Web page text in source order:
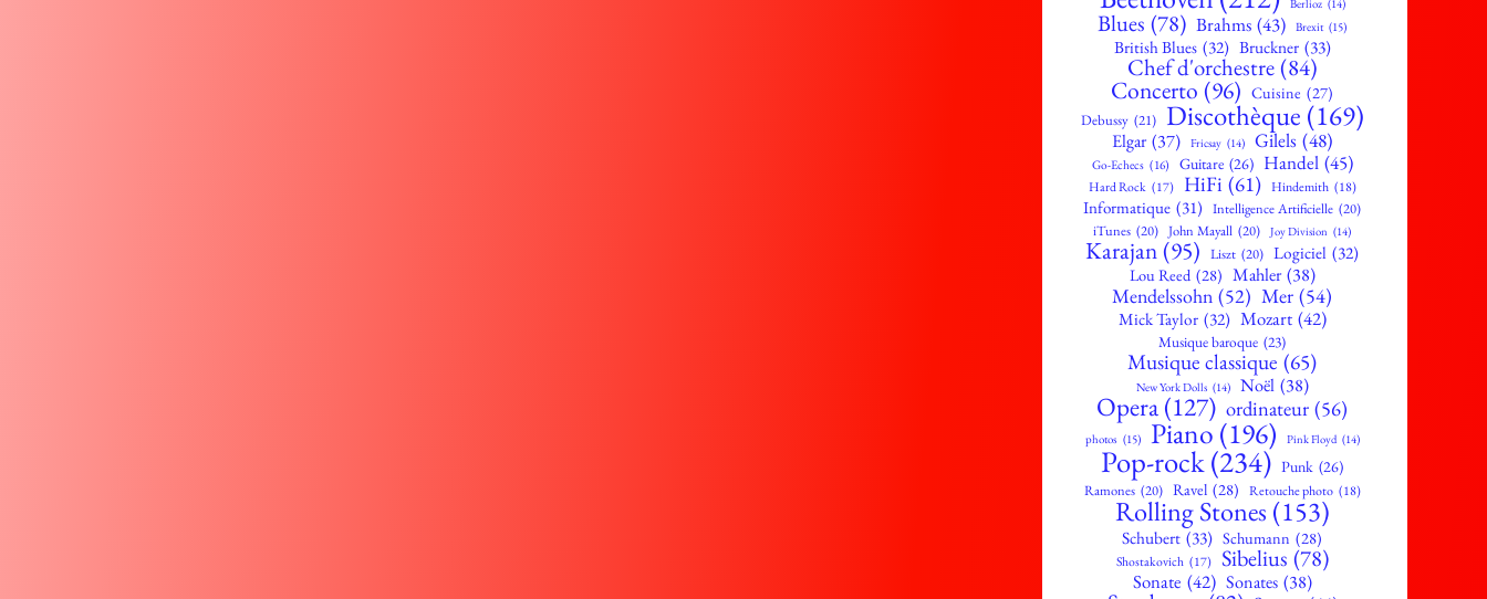
Berlioz (14)
Blues (78) Brahms (43) Brexit (15)
British Blues (32) Bruckner (33)
Chef d'orchestre (84)
Concerto (96) Cuisine (27)
Debussy (21) Discothèque (169)
Elgar (37) Fricsay (14) Gilels (48)
Go-Echecs (16) Guitare (26) Handel (45)
Hard Rock (17) HiFi (61) Hindemith (18)
Informatique (31) Intelligence Artificielle (20)
iTunes (20) John Mayall (20) Joy Division (14)
Karajan(95) Liszt (20) Logiciel (32)
Lou Reed (28) Mahler (38)
Mendelssohn (52) Mer (54)
Mick Taylor (32) Mozart (42)
Musique baroque (23)
Musique classique (65)
New York Dolls (14) Noël (38)
Opera (127) ordinateur (56)
photos (15) Piano (196) Pink Floyd (14)
Pop-rock(234) Punk (26)
Ramones (20) Ravel (28) Retouche photo (18)
Rolling Stones (153)
Schubert (33) Schumann (28)
Shostakovich (17) Sibelius (78)
Sonate (42) Sonates (38)